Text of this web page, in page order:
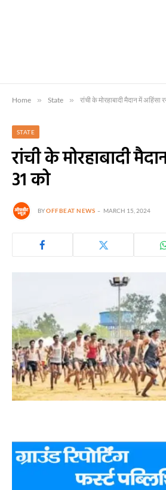
Home » State » रांची के मोरहाबादी मैदान में अहिंसा
STATE
रांची के मोरहाबादी
31 को
BYOFFBEAT NEWS MARCH 15, 2024